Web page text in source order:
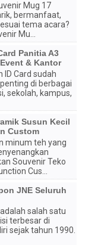
Mug 17
bermanfaat,
tema acara?
Mu...
Panitia A3
& Kantor
ID Card sudah
di berbagai
sekolah, kampus,
Susun Kecil
Custom
minum teh yang
Souvenir Teko
Cus...
JNE Seluruh
salah satu
terbesar di
sejak tahun 1990.